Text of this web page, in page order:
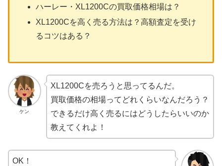
ハーレー・XL1200Cの買取価格相場は？
XL1200Cを高く売る方法は？高額査定を受け
るコツはある？
ケン
XL1200Cを売ろうと思ってるんだ。
買取価格の相場ってどれくらいなんだろう？
できるだけ高く売るにはどうしたらいいのか
教えてくれよ！
OK！